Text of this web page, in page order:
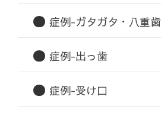
症例-ガタガタ・八重歯
症例-出っ歯
症例-受け口